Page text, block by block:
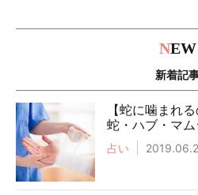
NEW
新着記
【蛇に噛まれ
蛇・ハブ・マ
占い